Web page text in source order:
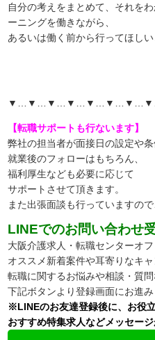
自分の考えをまとめて、それを
ーニングを働きながら、
あるいは働く前から行ってほし
【転職サポートも行ないます】
弊社の担当者が面接日の設定や条
就業後のフォローはもちろん、
福利厚生なども必要に応じて
サポートさせて頂きます。
また出張面談も行っていますので
LINEでのお問い合わせ
大阪介護求人・転職センターオ
オススメ新着案件や耳寄りなキャ
転職に関するお悩みや相談・質
下記ボタンより登録画面にお進み
※LINEのお友達登録後に、お役
おすすめ特集求人などメッセージ